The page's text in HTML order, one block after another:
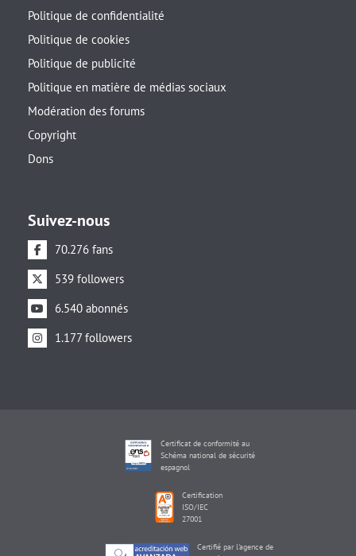
Politique de confidentialité
Politique de cookies
Politique de publicité
Politique en matière de médias sociaux
Modération des forums
Copyright
Dons
Suivez-nous
70.276 fans
539 followers
6.540 abonnés
1.177 followers
Certificat de conformité au
Schéma national de sécurité
espagnol
Certification
ISO/IEC
27001
Certifié par l'agence de